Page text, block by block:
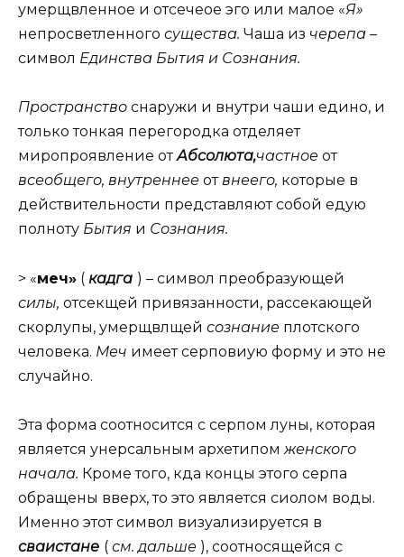
умерщвленное и отсечеое эго или малое «Я»
непросветленного существа. Чаша из черепа –
символ Единства Бытия и Сознания.
Пространство снаружи и внутри чаши едино, и
только тонкая перегородка отделяет
миропроявление отАбсолюта,частное от
всеобщего, внутреннее отвнеего, которые в
действительности представляют собой едую
полноту Бытия и Сознания.
> «меч» ( кадга ) – символ преобразующей
силы, отсекщей привязанности, рассекающей
скорлупы, умерщвлщей сознание плотского
человека. Меч имеет серповиую форму и это не
случайно.
Эта форма соотносится с серпом луны, которая
является унерсальным архетипом женского
начала. Кроме того, кда концы этого серпа
обращены вверх, то это является сиолом воды.
Именно этот символ визуализируется в
сваистане ( см. дальше ), соотносящейся с